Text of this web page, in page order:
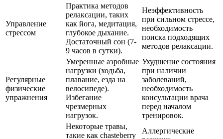
Управление
стрессом
Практика методов
релаксации, таких
как йога, медитация,
глубокое дыхание.
Достаточный сон (7-
9 часов в сутки).
Неэффективность
при сильном стрессе,
необходимость
поиска подходящих
методов релаксации.
Регулярные
физические
упражнения
Умеренные аэробные
нагрузки (ходьба,
плавание, езда на
велосипеде).
Избегание
чрезмерных
нагрузок.
Ухудшение состояния
при наличии
заболеваний,
необходимость
консультации врача
перед началом
тренировок.
Некоторые травы,
такие как chasteberry
Аллергические